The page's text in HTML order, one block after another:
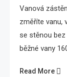
Vanová
změříte vanu,
se stěnou
běžné vany
Read More